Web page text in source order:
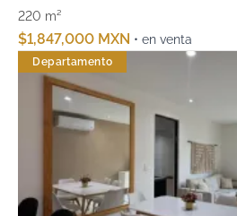
220 m²
$1,847,000 MXN • en venta
Departamento